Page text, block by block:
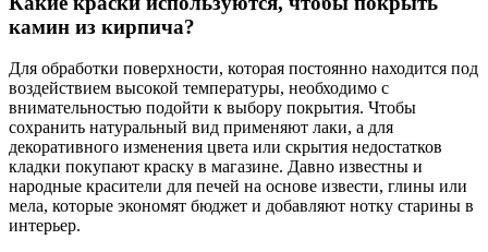
камин из кирпича?
Для обработки поверхности, которая постоянно находится под
воздействием высокой температуры, необходимо с
внимательностью подойти к выбору покрытия. Чтобы
сохранить натуральный вид применяют лаки, а для
декоративного изменения цвета или скрытия недостатков
кладки покупают краску в магазине. Давно известны и
народные красители для печей на основе извести, глины или
мела, которые экономят бюджет и добавляют нотку старины в
интерьер.